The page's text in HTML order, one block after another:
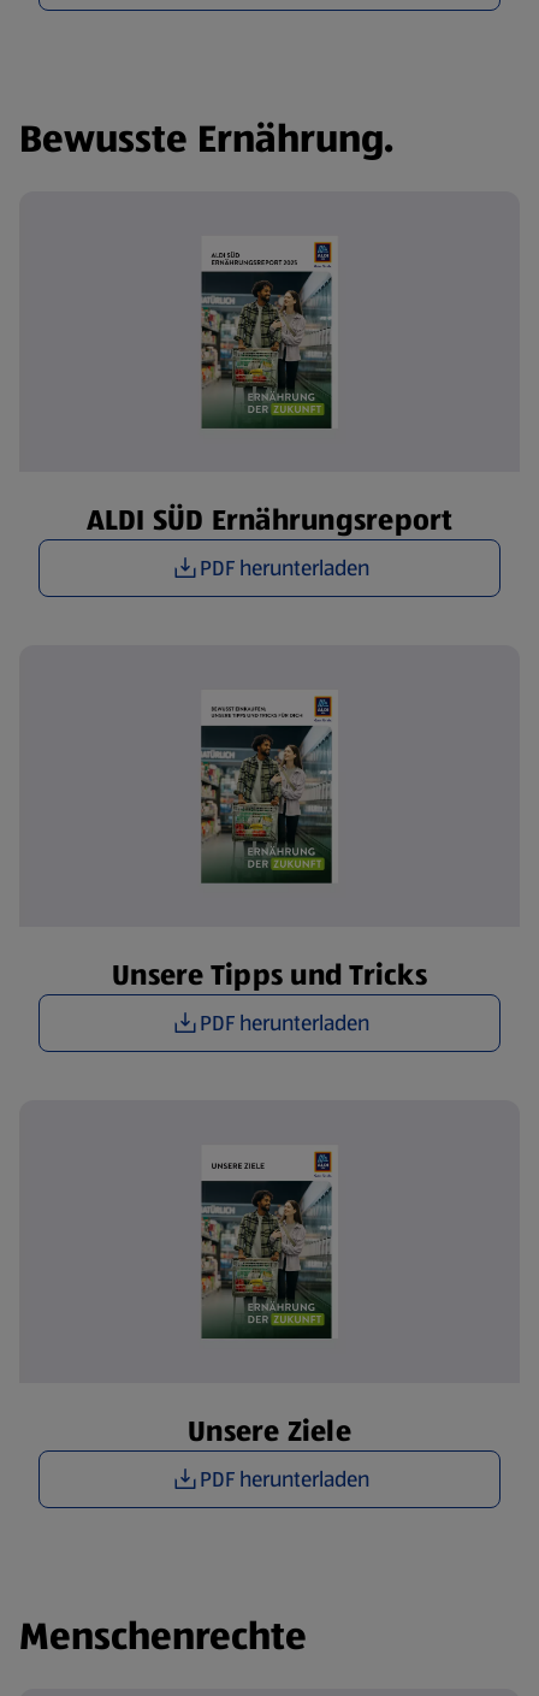
Bewusste Ernährung.
ALDI SÜD Ernährungsreport
PDF herunterladen
Unsere Tipps und Tricks
PDF herunterladen
Unsere Ziele
PDF herunterladen
Menschenrechte